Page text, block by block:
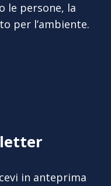
le persone, la
per l’ambiente.
in anteprima